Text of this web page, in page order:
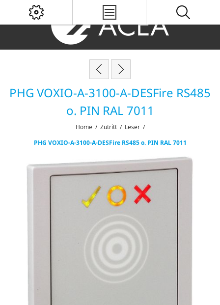
PHG VOXIO-A-3100-A-DESFire RS485
o. PIN RAL 7011
Home / Zutritt / Leser /
PHG VOXIO-A-3100-A-DESFire RS485 o. PIN RAL 7011